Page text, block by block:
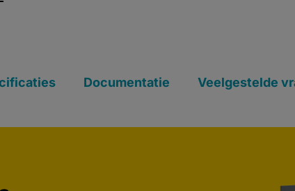
Documentatie Veelgestelde